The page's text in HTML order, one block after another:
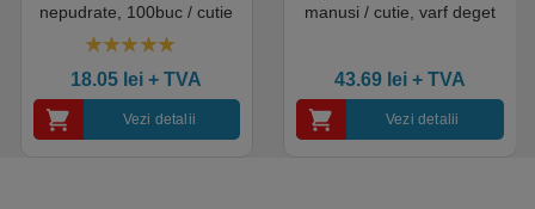
nepudrate, 100buc / cutie
pentru medical, HoReCa,
saloane si domeniul
industrial, calitate premium
18.05 lei + TVA
Vezi detalii
manusi / cutie, varf deget
43.69 lei+ TVA
Vezi detalii